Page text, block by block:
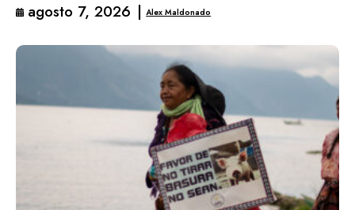
agosto 7, 2026 | Alex Maldonado